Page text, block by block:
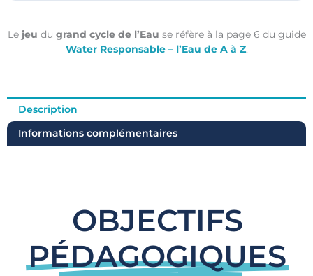
Le jeu du grand cycle de l’Eau se réfère à la page 6 du guide
Water Responsable – l’Eau de A à Z.
Description
Informations complémentaires
OBJECTIFS
PÉDAGOGIQUES​